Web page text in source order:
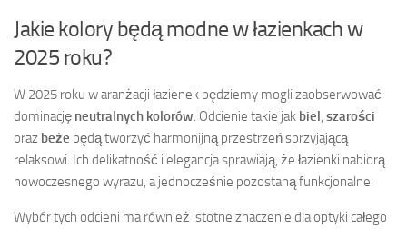
Jakie kolory będą modne w łazienkach w
2025 roku?
W 2025 roku w aranżacji łazienek będziemy mogli zaobserwować
dominację neutralnych kolorów. Odcienie takie jak biel , szarości
oraz beże będą tworzyć harmonijną przestrzeń sprzyjającą
relaksowi. Ich delikatność i elegancja sprawiają, że łazienki nabiorą
nowoczesnego wyrazu, a jednocześnie pozostaną funkcjonalne.
Wybór tych odcieni ma również istotne znaczenie dla optyki całego